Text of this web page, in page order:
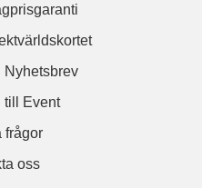
Nyhetsbrev
till Event
frågor
oss